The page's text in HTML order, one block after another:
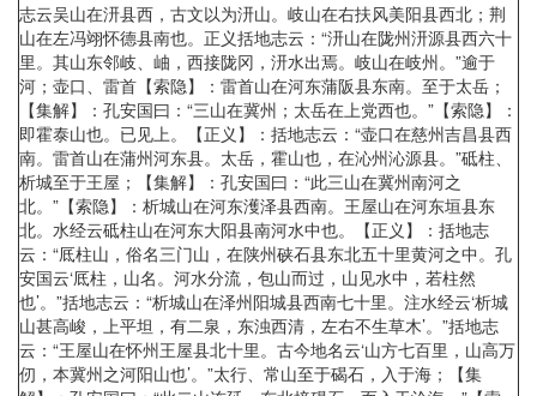
志云吴山在汧县西，古文以为汧山。岐山在右扶风美阳县西北；荆
山在左冯翊怀德县南也。正义括地志云：“汧山在陇州汧源县西六十
里。其山东邻岐、岫，西接陇冈，汧水出焉。岐山在岐州。”逾于
河；壶口、雷首【索隐】：雷首山在河东蒲阪县东南。至于太岳；
【集解】：孔安国曰：“三山在冀州；太岳在上党西也。”【索隐】：
即霍泰山也。已见上。【正义】：括地志云：“壶口在慈州吉昌县西
南。雷首山在蒲州河东县。太岳，霍山也，在沁州沁源县。”砥柱、
析城至于王屋；【集解】：孔安国曰：“此三山在冀州南河之
北。”【索隐】：析城山在河东濩泽县西南。王屋山在河东垣县东
北。水经云砥柱山在河东大阳县南河水中也。【正义】：括地志
云：“厎柱山，俗名三门山，在陕州硖石县东北五十里黄河之中。孔
安国云‘厎柱，山名。河水分流，包山而过，山见水中，若柱然
也’。”括地志云：“析城山在泽州阳城县西南七十里。注水经云‘析城
山甚高峻，上平坦，有二泉，东浊西清，左右不生草木’。”括地志
云：“王屋山在怀州王屋县北十里。古今地名云‘山方七百里，山高万
仞，本冀州之河阳山也’。”太行、常山至于碣石，入于海；【集